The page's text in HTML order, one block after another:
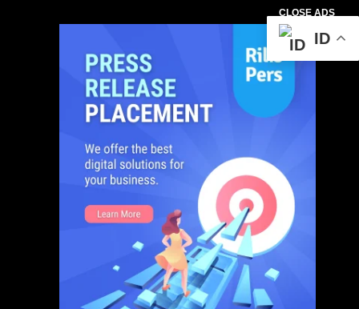
CLOSE ADS
ID